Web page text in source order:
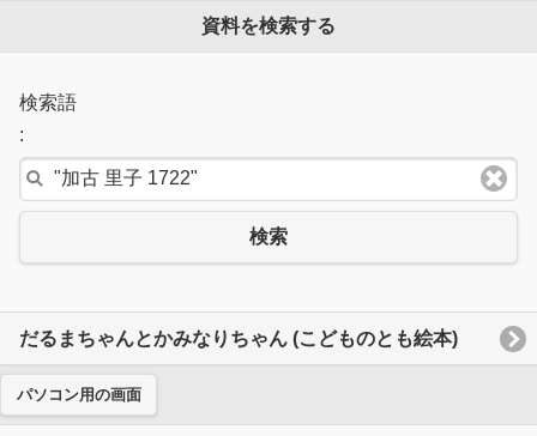
資料を検索する
検索語
:
検索
だるまちゃんとかみなりちゃん (こどものとも絵本)
パソコン用の画面